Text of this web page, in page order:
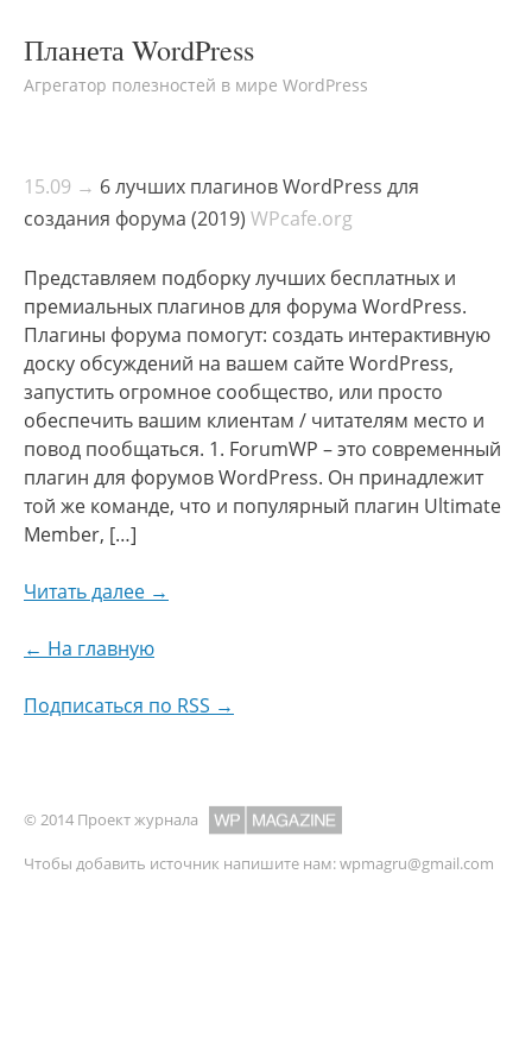
Планета WordPress
Агрегатор полезностей в мире WordPress
15.09 → 6 лучших плагинов WordPress для
создания форума (2019) WPcafe.org
Представляем подборку лучших бесплатных и
премиальных плагинов для форума WordPress.
Плагины форума помогут: создать интерактивную
доску обсуждений на вашем сайте WordPress,
запустить огромное сообщество, или просто
обеспечить вашим клиентам / читателям место и
повод пообщаться. 1. ForumWP – это современный
плагин для форумов WordPress. Он принадлежит
той же команде, что и популярный плагин Ultimate
Member, […]
Читать далее →
← На главную
Подписаться по RSS →
© 2014 Проект журнала
Чтобы добавить источник напишите нам:wpmagru@gmail.com